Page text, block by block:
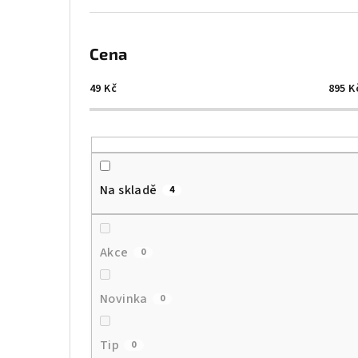
Cena
49 Kč 895
Na skladě 4
Akce 0
Novinka 0
Tip 0